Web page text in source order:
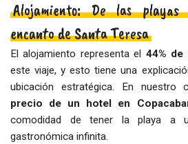
Alojamiento: De las playas
encanto de Santa Teresa
El alojamiento representa el 44%
este viaje, y esto tiene una
ubicación estratégica. En nuestro
precio de un hotel en
comodidad de tener la playa a
gastronómica infinita.